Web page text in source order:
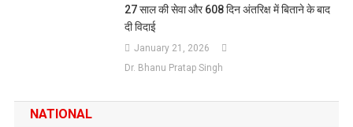
27 साल की सेवा और 608 दिन अंतरिक्ष में बिताने के बाद
दी विदाई
January 21, 2026
Dr. Bhanu Pratap Singh
NATIONAL